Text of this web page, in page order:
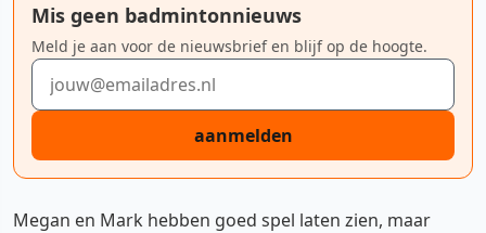
Mis geen badmintonnieuws
Meld je aan voor de nieuwsbrief en blijf op de hoogte.
E-mailadres
aanmelden
Megan en Mark hebben goed spel laten zien, maar